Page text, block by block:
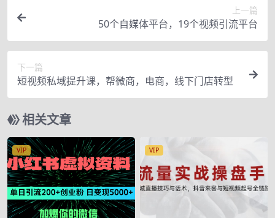
上一篇
50个自媒体平台，19个视频引流平台
下一篇
短视频私域提升课，帮微商，电商，线下门店转型
相关文章
VIP VIP